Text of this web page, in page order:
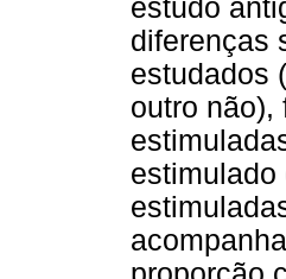
estudo
diferenças
estudados
outro não),
estimulado